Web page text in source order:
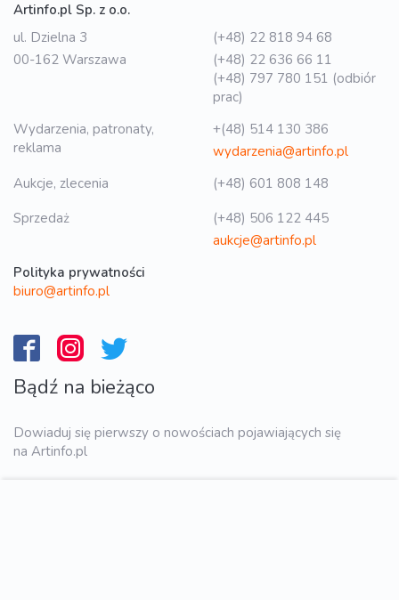
Artinfo.pl Sp. z o.o.
ul. Dzielna 3
00-162 Warszawa
(+48) 22 818 94 68
(+48) 22 636 66 11
(+48) 797 780 151 (odbiór
prac)
Wydarzenia, patronaty,
reklama
+(48) 514 130 386
wydarzenia@artinfo.pl
Aukcje, zlecenia
(+48) 601 808 148
Sprzedaż
(+48) 506 122 445
aukcje@artinfo.pl
Polityka prywatności
biuro@artinfo.pl
Bądź na bieżąco
Dowiaduj się pierwszy o nowościach pojawiających się
na Artinfo.pl